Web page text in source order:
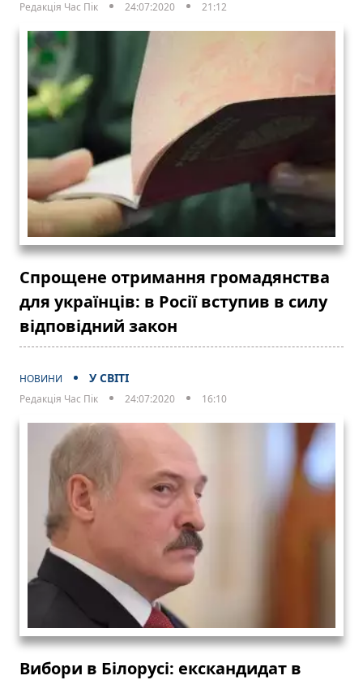
Редакція Час Пік 24:07:2020 21:12
Спрощене отримання громадянства
для українців: в Росії вступив в силу
відповідний закон
НОВИНИ У СВІТІ
Редакція Час Пік 24:07:2020 16:10
Вибори в Білорусі: екскандидат в